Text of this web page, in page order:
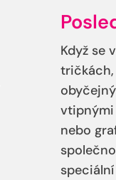
Když se
vtipnými
nebo